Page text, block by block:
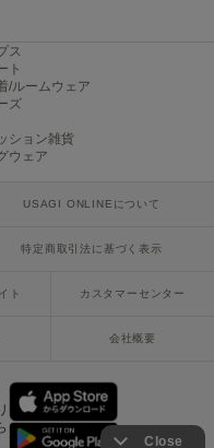
ス
ト
/ルームウェア
ズ
ション雑貨
ウェア
USAGI ONLINEについて
特定商取引法に基づく表示
ト カスタマーセンター
会社概要